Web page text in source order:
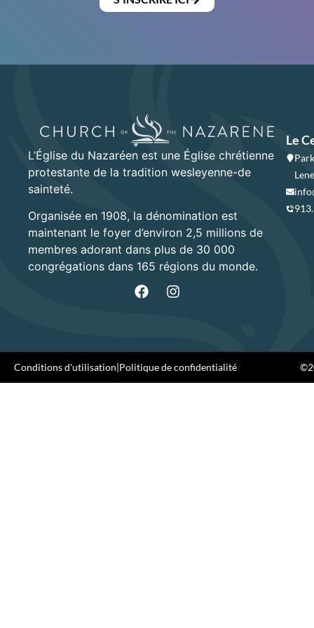
L’Église du Nazaréen est une Église chrétienne
protestante de la tradition wesleyenne-de
sainteté.
Organisée en 1908, la dénomination est
maintenant le foyer d’environ 2,5 millions de
membres adorant dans plus de 30 000
congrégations dans 165 régions du monde.
Le
Conditions d'utilisation Politique de confidentialité